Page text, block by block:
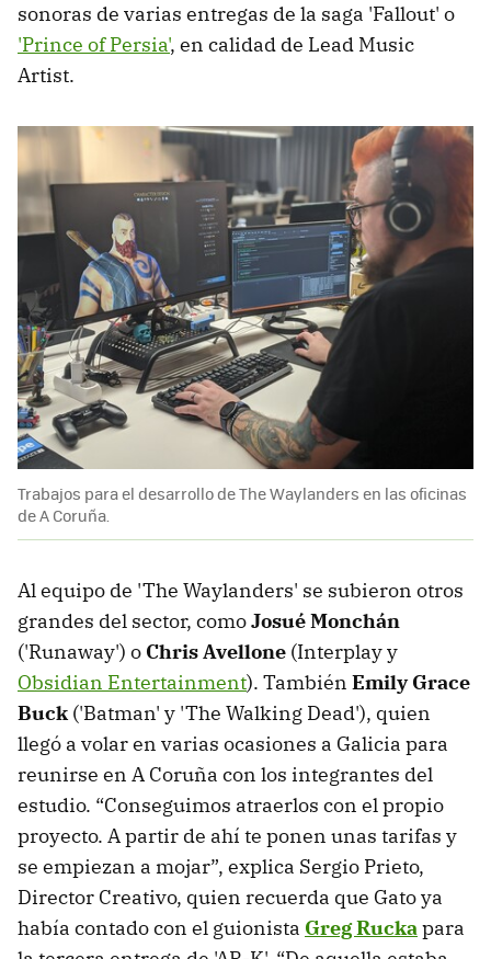
sonoras de varias entregas de la saga 'Fallout' o
'Prince of Persia', en calidad de Lead Music
Artist.
Trabajos para el desarrollo de The Waylanders en las oficinas
de A Coruña.
Al equipo de 'The Waylanders' se subieron otros
grandes del sector, comoJosué Monchán
('Runaway') o Chris Avellone (Interplay y
Obsidian Entertainment). También Emily Grace
Buck ('Batman' y 'The Walking Dead'), quien
llegó a volar en varias ocasiones a Galicia para
reunirse en A Coruña con los integrantes del
estudio. “Conseguimos atraerlos con el propio
proyecto. A partir de ahí te ponen unas tarifas y
se empiezan a mojar”, explica Sergio Prieto,
Director Creativo, quien recuerda que Gato ya
había contado con el guionista Greg Rucka para